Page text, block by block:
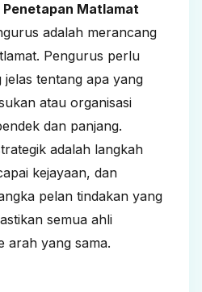
Penetapan Matlamat
adalah merancang
Pengurus perlu
jelas tentang apa yang
atau organisasi
dan panjang.
adalah langkah
kejayaan, dan
pelan tindakan yang
semua ahli
arah yang sama.